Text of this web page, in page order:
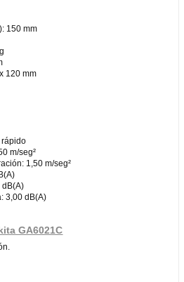
150 mm
120 mm
rápido
m/seg²
1,50 m/seg²
dB(A)
3,00 dB(A)
GA6021C